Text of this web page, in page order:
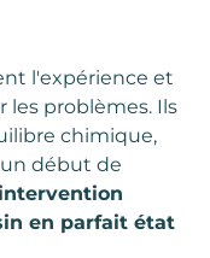
l'expérience et
les problèmes. Ils
chimique,
début de
en parfait état